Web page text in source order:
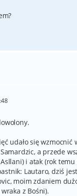
udało się wzmocnić
a przede
i atak (rok temu
Lautaro, dziś
moim zdaniem
z Bośni).